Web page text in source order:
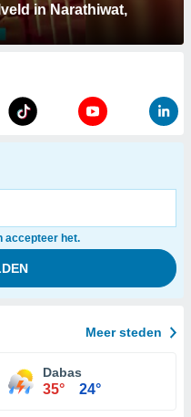
in Narathiwat,
accepteer het.
Meer steden
Dabas
35° 24°